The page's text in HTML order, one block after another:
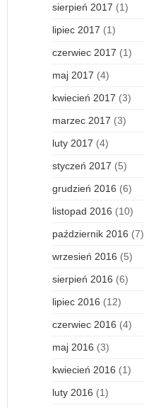
sierpień 2017 (1)
lipiec 2017 (1)
czerwiec 2017 (1)
maj 2017 (4)
kwiecień 2017 (3)
marzec 2017 (3)
luty 2017 (4)
styczeń 2017 (5)
grudzień 2016 (6)
listopad 2016 (10)
październik 2016 (7)
wrzesień 2016 (5)
sierpień 2016 (6)
lipiec 2016 (12)
czerwiec 2016 (4)
maj 2016 (3)
kwiecień 2016 (1)
luty 2016 (1)